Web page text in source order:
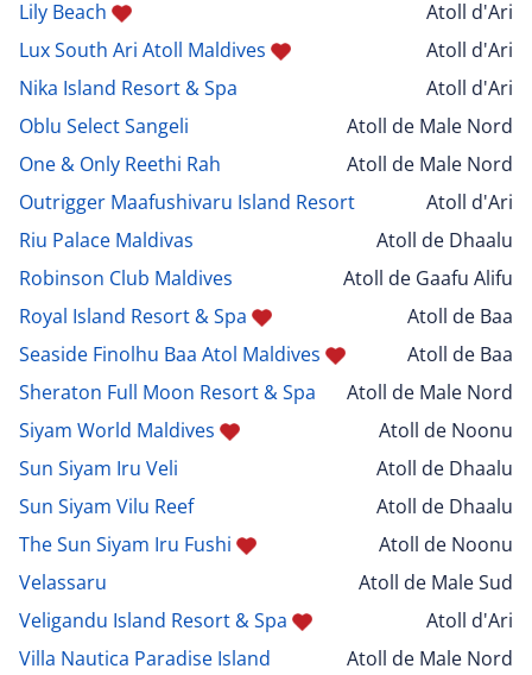
Lily Beach
Atoll d'Ari
Lux South Ari Atoll Maldives
Atoll d'Ari
Nika Island Resort & Spa
Atoll d'Ari
Oblu Select Sangeli
Atoll de Male Nord
One & Only Reethi Rah
Atoll de Male Nord
Outrigger Maafushivaru Island Resort
Atoll d'Ari
Riu Palace Maldivas
Atoll de Dhaalu
Robinson Club Maldives
Atoll de Gaafu Alifu
Royal Island Resort & Spa
Atoll de Baa
Seaside Finolhu Baa Atol Maldives
Atoll de Baa
Sheraton Full Moon Resort & Spa
Atoll de Male Nord
Siyam World Maldives
Atoll de Noonu
Sun Siyam Iru Veli
Atoll de Dhaalu
Sun Siyam Vilu Reef
Atoll de Dhaalu
The Sun Siyam Iru Fushi
Atoll de Noonu
Velassaru
Atoll de Male Sud
Veligandu Island Resort & Spa
Atoll d'Ari
Villa Nautica Paradise Island
Atoll de Male Nord